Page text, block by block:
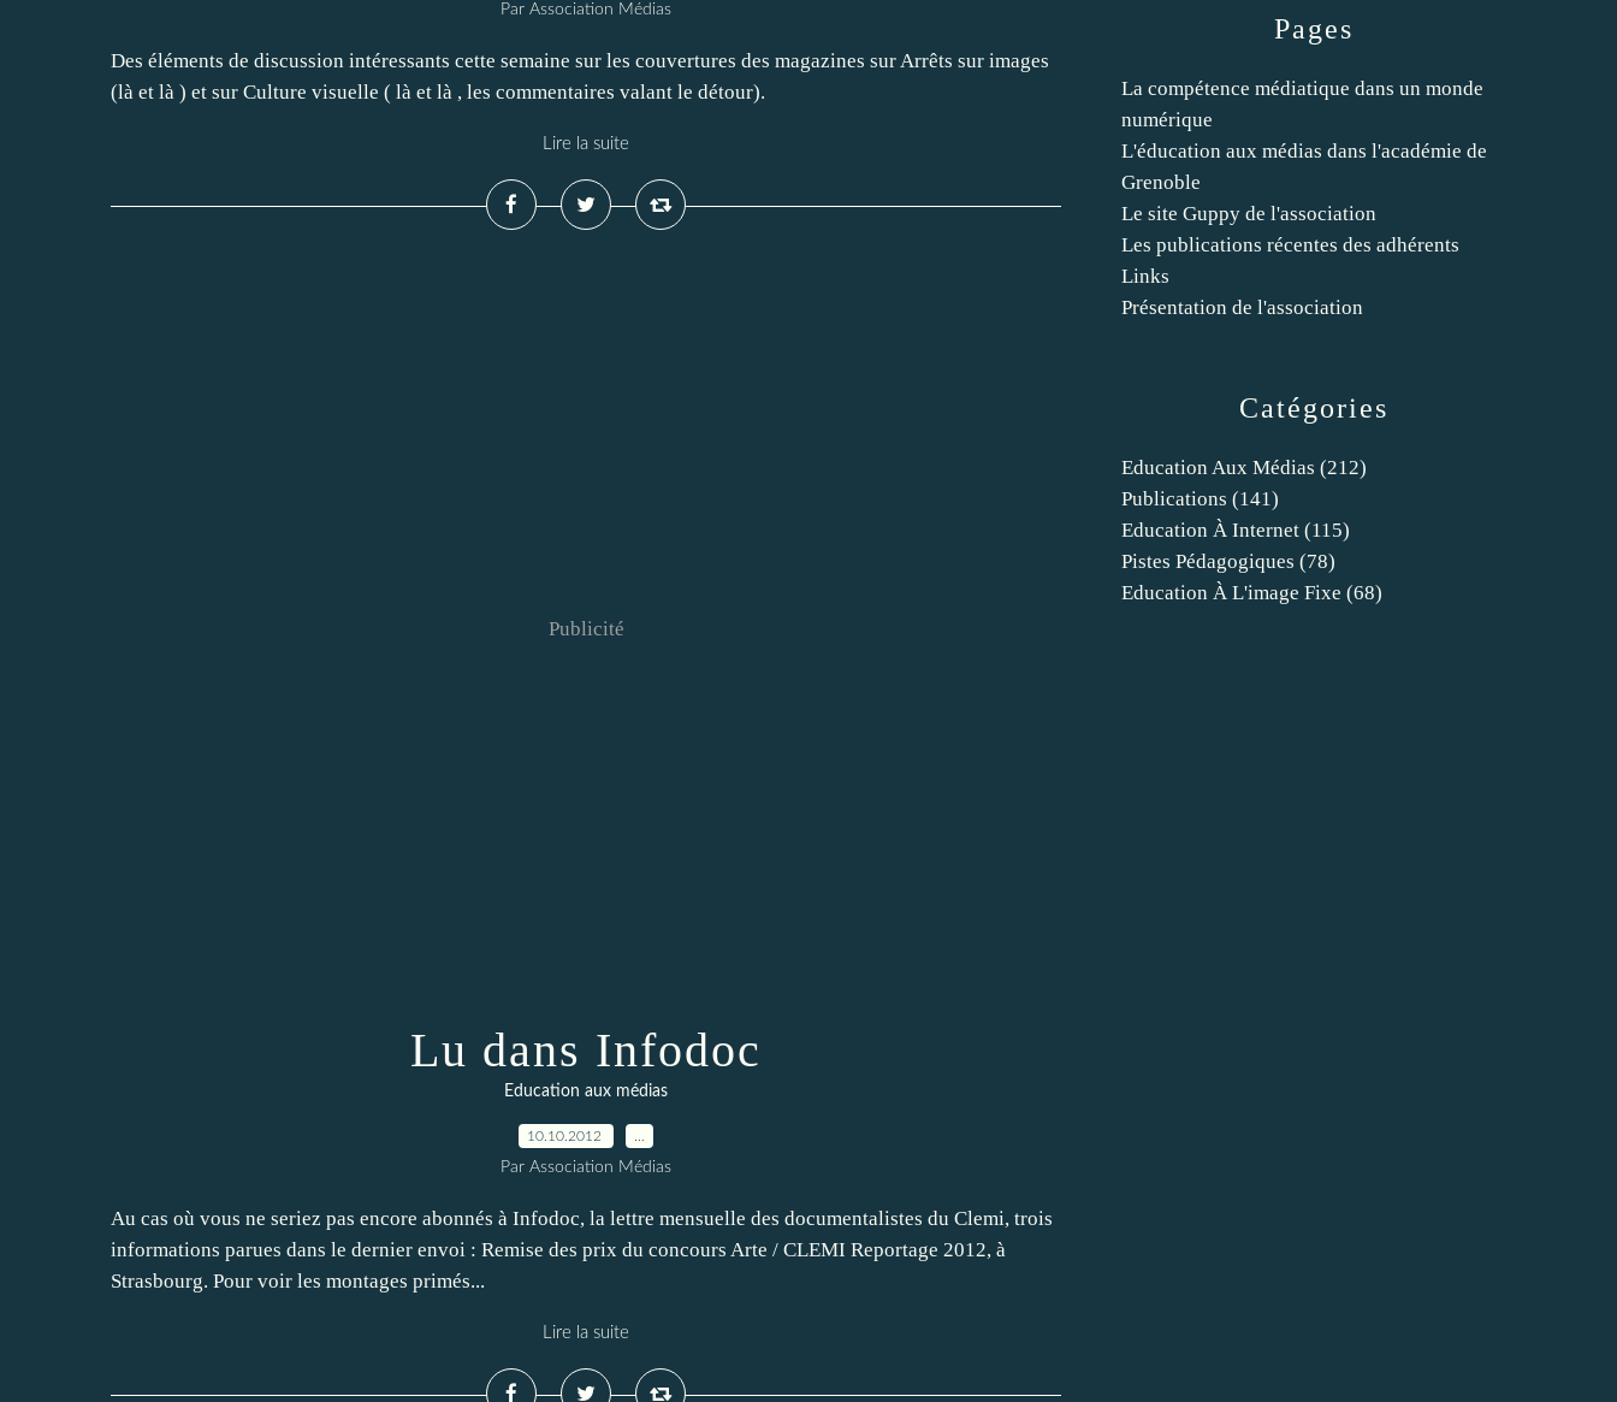
Par Association Médias
Des éléments de discussion intéressants cette semaine sur les couvertures des magazines sur Arrêts sur images
(là et là ) et sur Culture visuelle ( là et là , les commentaires valant le détour).
Lire la suite
Publicité
Lu dans Infodoc
Education aux médias
10.10.2012
Par Association Médias
Au cas où vous ne seriez pas encore abonnés à Infodoc, la lettre mensuelle des documentalistes du Clemi, trois
informations parues dans le dernier envoi : Remise des prix du concours Arte / CLEMI Reportage 2012, à
Strasbourg. Pour voir les montages primés...
Lire la suite
Catégories
Education Aux Médias (212)
Publications (141)
Education À Internet (115)
Pistes Pédagogiques (78)
Education À L'image Fixe (68)
Pages
La compétence médiatique dans un monde
numérique
L'éducation aux médias dans l'académie de
Grenoble
Le site Guppy de l'association
Les publications récentes des adhérents
Links
Présentation de l'association